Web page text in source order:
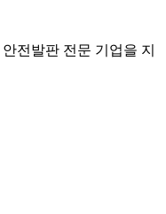
전발판 전문 기업을 지